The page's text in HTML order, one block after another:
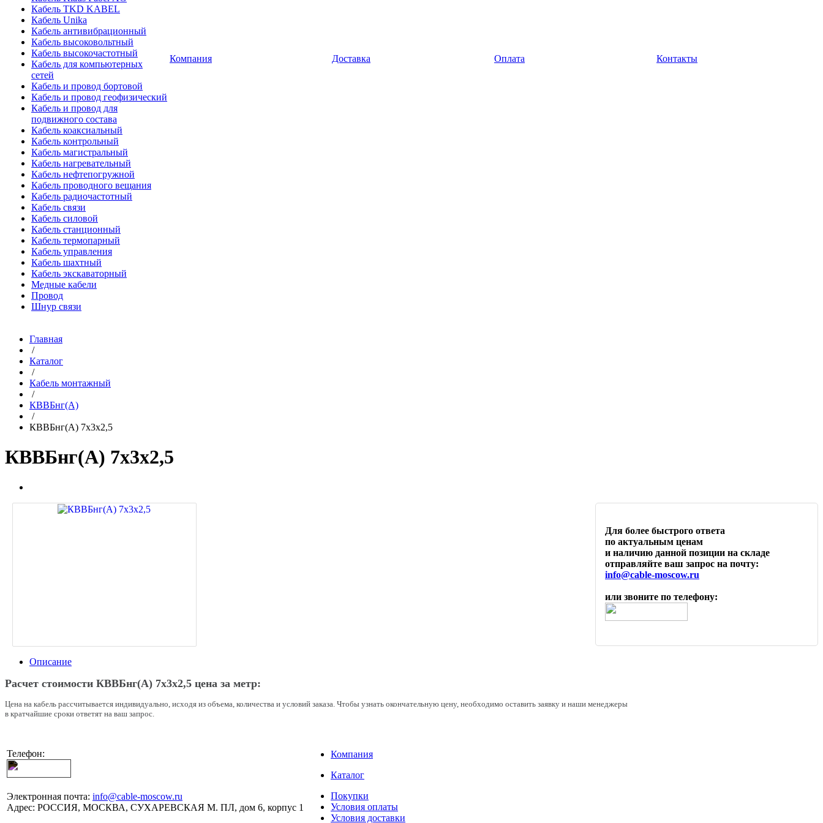
Кабель TKD KABEL
Кабель Unika
Кабель антивибрационный
Кабель высоковольтный
Кабель высокочастотный
Кабель для компьютерных
сетей
Кабель и провод бортовой
Кабель и провод геофизический
Кабель и провод для
подвижного состава
Кабель коаксиальный
Кабель контрольный
Кабель магистральный
Кабель нагревательный
Кабель нефтепогружной
Кабель проводного вещания
Кабель радиочастотный
Кабель связи
Кабель силовой
Кабель станционный
Кабель термопарный
Кабель управления
Кабель шахтный
Кабель экскаваторный
Медные кабели
Провод
Шнур связи
Компания Доставка Оплата Контакты
Главная
/
Каталог
/
Кабель монтажный
/
КВВБнг(A)
/
КВВБнг(A) 7х3х2,5
КВВБнг(A) 7х3х2,5
Для более быстрого ответа
по актуальным ценам
и наличию данной позиции на складе
отправляйте ваш запрос на почту:
info@cable-moscow.ru
или звоните по телефону:
Описание
Расчет стоимости КВВБнг(A) 7х3х2,5 цена за метр:
Цена на кабель рассчитывается индивидуально, исходя из объема, количества и условий заказа. Чтобы узнать окончательную цену, необходимо оставить заявку и наши менеджеры
в кратчайшие сроки ответят на ваш запрос.
Телефон:
Электронная почта: info@cable-moscow.ru
Адрес: РОССИЯ, МОСКВА, СУХАРЕВСКАЯ М. ПЛ, дом 6, корпус 1
Компания
Каталог
Покупки
Условия оплаты
Условия доставки